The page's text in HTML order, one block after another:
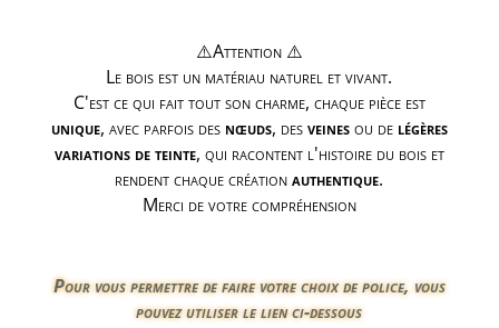
⚠️Attention ⚠️
Le bois est un matériau naturel et vivant.
C'est ce qui fait tout son charme, chaque pièce est
unique, avec parfois des nœuds, desveinesou de légères
variations de teinte, qui racontent l'histoire du bois et
rendent chaque créationauthentique.
Merci de votre compréhension
Pour vous permettre de faire votre choix de police, vous
pouvez utiliser le lien ci-dessous